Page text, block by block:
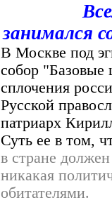
занимался
В Москве под
собор "Базовые
сплочения
Русской
патриарх
Суть ее в том,
в стране
никакая
обитателями.